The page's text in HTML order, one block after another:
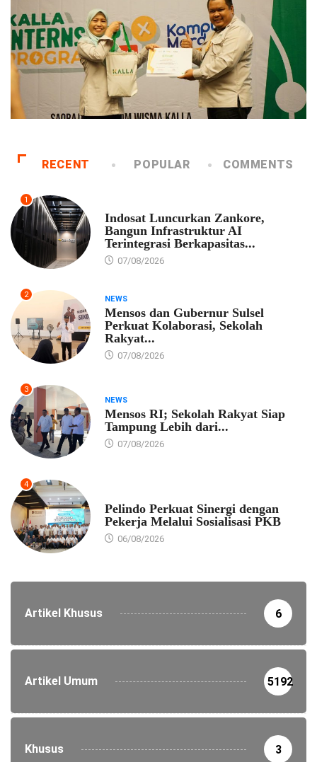
RECENT POPULAR COMMENTS
1
Indosat Luncurkan Zankore,
Bangun Infrastruktur AI
Terintegrasi Berkapasitas...
07/08/2026
2 NEWS
Mensos dan Gubernur Sulsel
Perkuat Kolaborasi, Sekolah
Rakyat...
07/08/2026
3
NEWS
Mensos RI; Sekolah Rakyat Siap
Tampung Lebih dari...
07/08/2026
4
Pelindo Perkuat Sinergi dengan
Pekerja Melalui Sosialisasi PKB
06/08/2026
Artikel Khusus 6
Artikel Umum 5192
Khusus 3